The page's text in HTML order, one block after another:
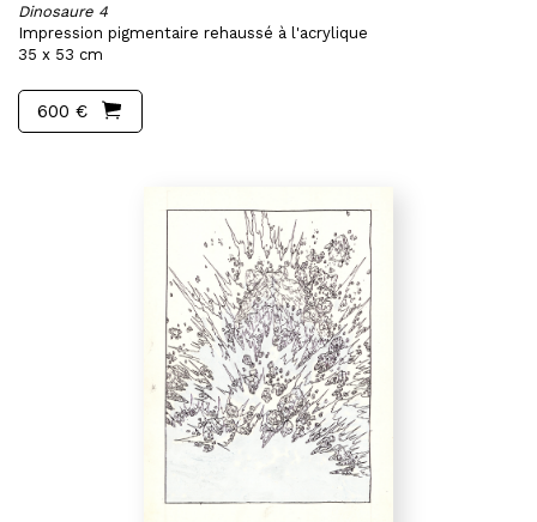
Dinosaure 4
Impression pigmentaire rehaussé à l'acrylique
35 x 53 cm
600 €